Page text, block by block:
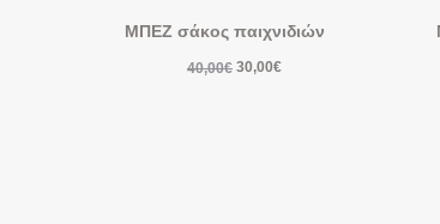
ΜΠΕΖ σάκος παιχνιδιών
40,00€ 30,00€